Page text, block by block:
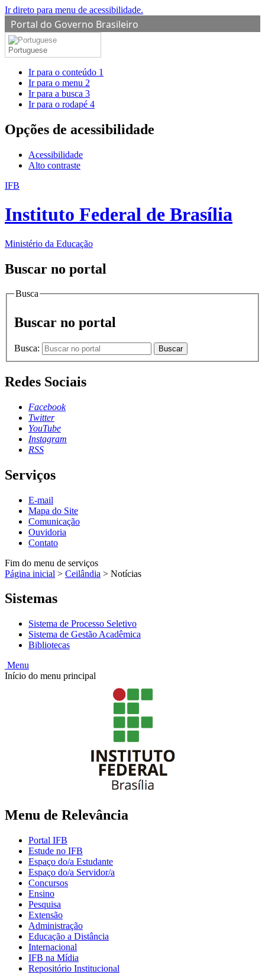
Ir direto para menu de acessibilidade.
Portal do Governo Brasileiro
Portuguese
Ir para o conteúdo 1
Ir para o menu 2
Ir para a busca 3
Ir para o rodapé 4
Opções de acessibilidade
Acessibilidade
Alto contraste
IFB
Instituto Federal de Brasília
Ministério da Educação
Buscar no portal
Busca
Buscar no portal
Busca: Buscar
Redes Sociais
Facebook
Twitter
YouTube
Instagram
RSS
Serviços
E-mail
Mapa do Site
Comunicação
Ouvidoria
Contato
Fim do menu de serviços
Página inicial > Ceilândia > Notícias
Sistemas
Sistema de Processo Seletivo
Sistema de Gestão Acadêmica
Bibliotecas
Menu
Início do menu principal
Menu de Relevância
Portal IFB
Estude no IFB
Espaço do/a Estudante
Espaço do/a Servidor/a
Concursos
Ensino
Pesquisa
Extensão
Administração
Educação a Distância
Internacional
IFB na Mídia
Repositório Institucional